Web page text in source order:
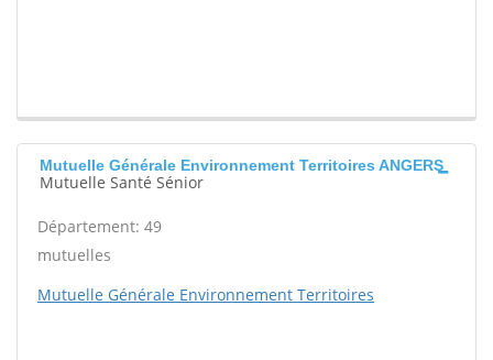
Mutuelle Générale Environnement Territoires ANGERS
Mutuelle Santé Sénior
Département: 49
mutuelles
Mutuelle Générale Environnement Territoires